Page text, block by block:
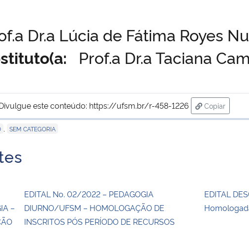
Dr.a Lúcia de Fátima Royes
Prof.a Dr.a Taciana
este conteúdo: https://ufsm.br/r-458-1226
Copiar
para área
SEM CATEGORIA
–
EDITAL No. 02/2022 – PEDAGOGIA
DIURNO/UFSM – HOMOLOGAÇÃO DE
INSCRITOS PÓS PERÍODO DE RECURSOS
EDITAL